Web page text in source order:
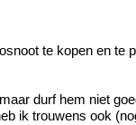
te kopen en
durf hem niet
ik trouwens ook